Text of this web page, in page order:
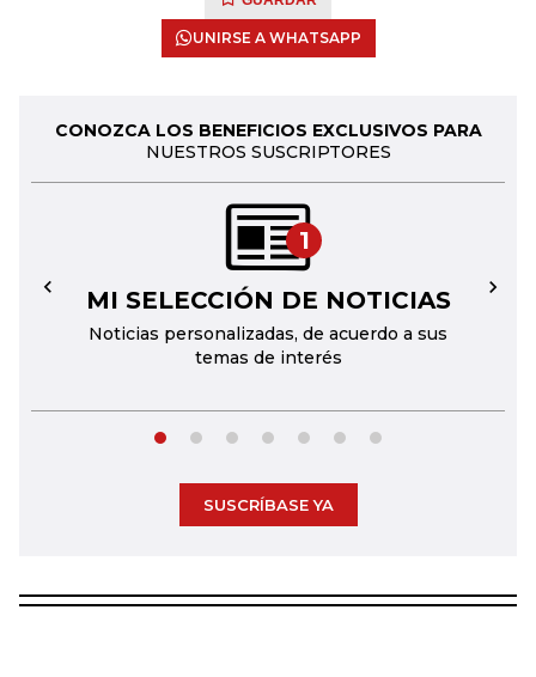
UNIRSE A WHATSAPP
CONOZCA LOS BENEFICIOS EXCLUSIVOS PARA
NUESTROS SUSCRIPTORES
1
MI SELECCIÓN DE NOTICIAS
Noticias personalizadas, de acuerdo a sus
temas de interés
← →
SUSCRÍBASE YA